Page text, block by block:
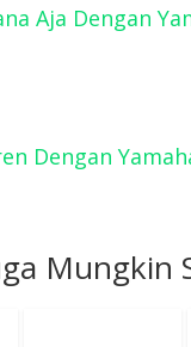
Aja Dengan
Dengan
Mungkin